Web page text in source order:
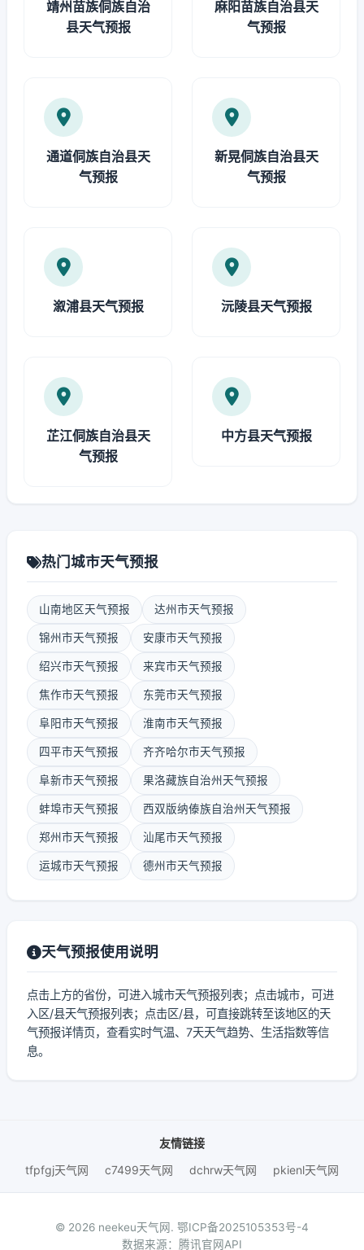
靖州苗族侗族自治
县天气预报
麻阳苗族自治县天
气预报
通道侗族自治县天
气预报
新晃侗族自治县天
气预报
溆浦县天气预报 沅陵县天气预报
芷江侗族自治县天
气预报
中方县天气预报
热门城市天气预报
山南地区天气预报 达州市天气预报
锦州市天气预报 安康市天气预报
绍兴市天气预报 来宾市天气预报
焦作市天气预报 东莞市天气预报
阜阳市天气预报 淮南市天气预报
四平市天气预报 齐齐哈尔市天气预报
阜新市天气预报 果洛藏族自治州天气预报
蚌埠市天气预报 西双版纳傣族自治州天气预报
郑州市天气预报 汕尾市天气预报
运城市天气预报 德州市天气预报
天气预报使用说明
点击上方的省份，可进入城市天气预报列表；点击城市，可进
入区/县天气预报列表；点击区/县，可直接跳转至该地区的天
气预报详情页，查看实时气温、7天天气趋势、生活指数等信
息。
友情链接
tfpfgj天气网
c7499天气网 dchrw天气网 pkienl天气网
© 2026 neekeu天气网. 鄂ICP备2025105353号-4
数据来源：腾讯官网API